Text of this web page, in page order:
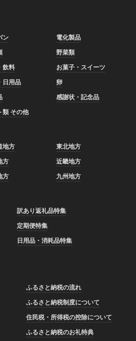
ン
電化製品
野菜類
飲料
お菓子・スイーツ
日用品
卵
感謝状・記念品
類 その他
地方
東北地方
方
近畿地方
方 九州地方
訳あり返礼品特集
定期便特集
日用品・消耗品特集
ふるさと納税の流れ
ふるさと納税制度について
住民税・所得税の控除について
ふるさと納税のお礼特典